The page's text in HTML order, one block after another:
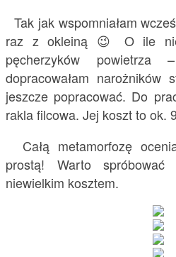
Tak jak wspomniałam
raz z okleiną 😉 O ile
pęcherzyków
dopracowałam
jeszcze popracować. Do
rakla filcowa. Jej koszt to ok.
Całą metamorfozę
prostą! Warto
niewielkim kosztem.